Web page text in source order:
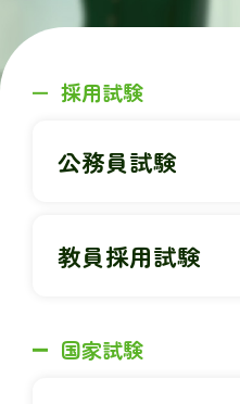
採用試験
公務員試験
教員採用試験
国家試験